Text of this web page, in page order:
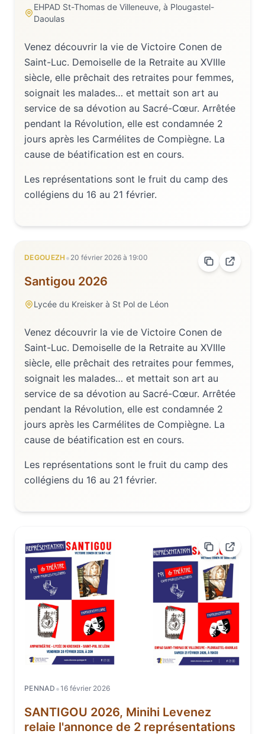
EHPAD St-Thomas de Villeneuve, à Plougastel-
Daoulas
Venez découvrir la vie de Victoire Conen de
Saint-Luc. Demoiselle de la Retraite au XVIIIe
siècle, elle prêchait des retraites pour femmes,
soignait les malades… et mettait son art au
service de sa dévotion au Sacré-Cœur. Arrêtée
pendant la Révolution, elle est condamnée 2
jours après les Carmélites de Compiègne. La
cause de béatification est en cours.
Les représentations sont le fruit du camp des
collégiens du 16 au 21 février.
DEGOUEZH • 20 février 2026 à19:00
Santigou 2026
Lycée du Kreisker à St Pol de Léon
Venez découvrir la vie de Victoire Conen de
Saint-Luc. Demoiselle de la Retraite au XVIIIe
siècle, elle prêchait des retraites pour femmes,
soignait les malades… et mettait son art au
service de sa dévotion au Sacré-Cœur. Arrêtée
pendant la Révolution, elle est condamnée 2
jours après les Carmélites de Compiègne. La
cause de béatification est en cours.
Les représentations sont le fruit du camp des
collégiens du 16 au 21 février.
PENNAD •16 février 2026
SANTIGOU 2026, Minihi Levenez
relaie l'annonce de 2 représentations